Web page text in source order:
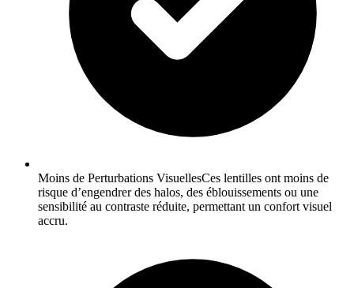
Moins de Perturbations VisuellesCes lentilles ont moins de
risque d’engendrer des halos, des éblouissements ou une
sensibilité au contraste réduite, permettant un confort visuel
accru.